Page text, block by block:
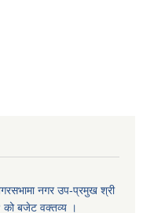
नगर उप-प्रमुख श्री
को बजेट वक्तव्य ।